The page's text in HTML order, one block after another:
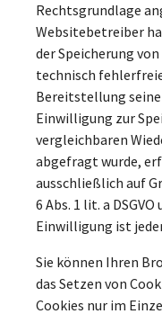
Rechtsgrundlage
Websitebetreiber
der Speicherung
technisch
Bereitstellung
Einwilligung zur
vergleichbaren
abgefragt wurde,
ausschließlich auf
6 Abs. 1 lit. a DSGVO
Einwilligung ist
Sie können Ihren
das Setzen von
Cookies nur im